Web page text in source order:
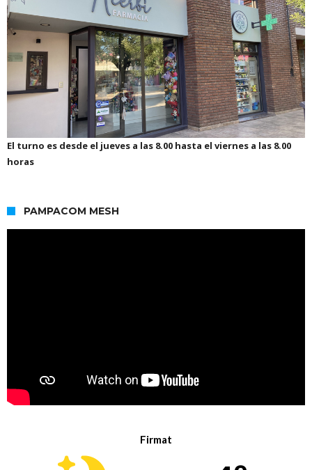
El turno es desde el jueves a las 8.00 hasta el viernes a las 8.00
horas
PAMPACOM MESH
Firmat